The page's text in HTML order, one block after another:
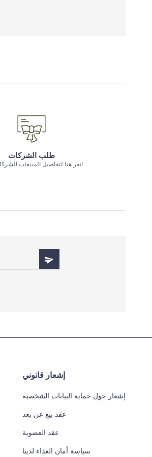
طلب الشركات
انقر هنا لتفاصيل المبيعات
إشعار قانوني
إشعار حول حماية البيانات الشخصية
عقد بيع عن بعد
عقد العضوية
سياسة أمان الغذاء لدينا